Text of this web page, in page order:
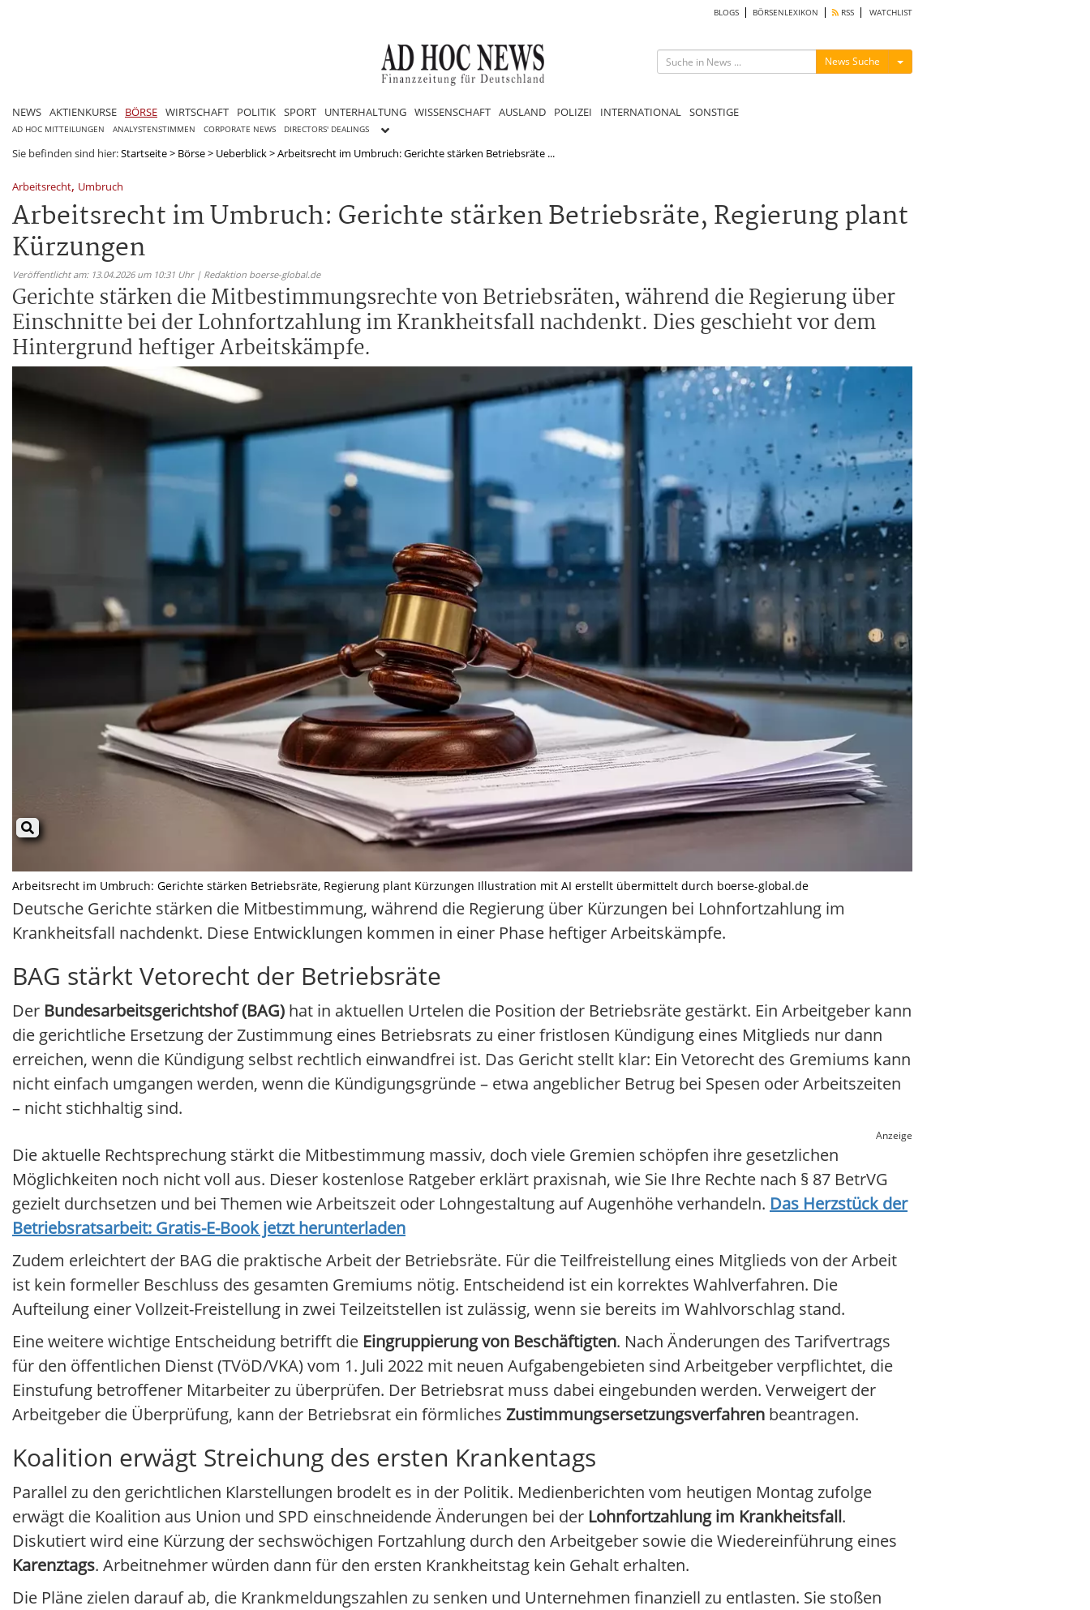
BLOGS BÖRSENLEXIKON RSS WATCHLIST
News Suche Menü ein-/ausblenden
NEWS AKTIENKURSE BÖRSE WIRTSCHAFT POLITIK SPORT UNTERHALTUNG WISSENSCHAFT AUSLAND POLIZEI INTERNATIONAL SONSTIGE
AD HOC MITTEILUNGEN ANALYSTENSTIMMEN CORPORATE NEWS DIRECTORS' DEALINGS
Sie befinden sind hier:Startseite> Börse> Ueberblick>Arbeitsrecht im Umbruch: Gerichte stärken Betriebsräte ...
Arbeitsrecht, Umbruch
Arbeitsrecht im Umbruch: Gerichte stärken Betriebsräte, Regierung plant
Kürzungen
Veröffentlicht am: 13.04.2026 um 10:31 Uhr | Redaktion boerse-global.de
Gerichte stärken die Mitbestimmungsrechte von Betriebsräten, während die Regierung über
Einschnitte bei der Lohnfortzahlung im Krankheitsfall nachdenkt. Dies geschieht vor dem
Hintergrund heftiger Arbeitskämpfe.
Arbeitsrecht im Umbruch: Gerichte stärken Betriebsräte, Regierung plant Kürzungen Illustration mit AI erstellt übermittelt durch boerse-global.de
Deutsche Gerichte stärken die Mitbestimmung, während die Regierung über Kürzungen bei Lohnfortzahlung im
Krankheitsfall nachdenkt. Diese Entwicklungen kommen in einer Phase heftiger Arbeitskämpfe.
BAG stärkt Vetorecht der Betriebsräte
Der Bundesarbeitsgerichtshof (BAG) hat in aktuellen Urtelen die Position der Betriebsräte gestärkt. Ein Arbeitgeber kann
die gerichtliche Ersetzung der Zustimmung eines Betriebsrats zu einer fristlosen Kündigung eines Mitglieds nur dann
erreichen, wenn die Kündigung selbst rechtlich einwandfrei ist. Das Gericht stellt klar: Ein Vetorecht des Gremiums kann
nicht einfach umgangen werden, wenn die Kündigungsgründe – etwa angeblicher Betrug bei Spesen oder Arbeitszeiten
– nicht stichhaltig sind.
Anzeige
Die aktuelle Rechtsprechung stärkt die Mitbestimmung massiv, doch viele Gremien schöpfen ihre gesetzlichen
Möglichkeiten noch nicht voll aus. Dieser kostenlose Ratgeber erklärt praxisnah, wie Sie Ihre Rechte nach § 87 BetrVG
gezielt durchsetzen und bei Themen wie Arbeitszeit oder Lohngestaltung auf Augenhöhe verhandeln. Das Herzstück der
Betriebsratsarbeit: Gratis-E-Book jetzt herunterladen
Zudem erleichtert der BAG die praktische Arbeit der Betriebsräte. Für die Teilfreistellung eines Mitglieds von der Arbeit
ist kein formeller Beschluss des gesamten Gremiums nötig. Entscheidend ist ein korrektes Wahlverfahren. Die
Aufteilung einer Vollzeit-Freistellung in zwei Teilzeitstellen ist zulässig, wenn sie bereits im Wahlvorschlag stand.
Eine weitere wichtige Entscheidung betrifft die Eingruppierung von Beschäftigten. Nach Änderungen des Tarifvertrags
für den öffentlichen Dienst (TVöD/VKA) vom 1. Juli 2022 mit neuen Aufgabengebieten sind Arbeitgeber verpflichtet, die
Einstufung betroffener Mitarbeiter zu überprüfen. Der Betriebsrat muss dabei eingebunden werden. Verweigert der
Arbeitgeber die Überprüfung, kann der Betriebsrat ein förmliches Zustimmungsersetzungsverfahren beantragen.
Koalition erwägt Streichung des ersten Krankentags
Parallel zu den gerichtlichen Klarstellungen brodelt es in der Politik. Medienberichten vom heutigen Montag zufolge
erwägt die Koalition aus Union und SPD einschneidende Änderungen bei der Lohnfortzahlung im Krankheitsfall.
Diskutiert wird eine Kürzung der sechswöchigen Fortzahlung durch den Arbeitgeber sowie die Wiedereinführung eines
Karenztags. Arbeitnehmer würden dann für den ersten Krankheitstag kein Gehalt erhalten.
Die Pläne zielen darauf ab, die Krankmeldungszahlen zu senken und Unternehmen finanziell zu entlasten. Sie stoßen